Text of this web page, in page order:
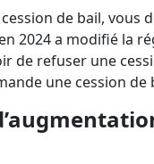
de bail,
2024 a modifié la
de refuser une
une cession de